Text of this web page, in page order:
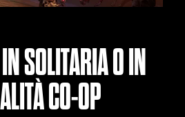
SOLITARIA O IN
CO-OP